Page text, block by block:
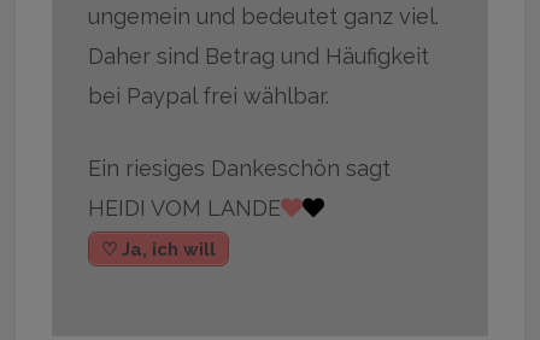
ungemein und bedeutet ganz viel.
Daher sind Betrag und Häufigkeit
bei Paypal frei wählbar.
Ein riesiges Dankeschön sagt
HEIDI VOM LANDE
♡ Ja, ich will